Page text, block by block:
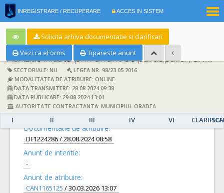
INREGISTRARE / RECUPERARE ACCES IN SISTEM
Solicita arhiva documentatie si clarificari
Vezi ca eForms
Tipareste anunt
Achizitie initiata prin anunt de participare:[CN1072593] -
SECTORIALE: NU
LEGEA NR. 98/23.05.2016
MODALITATEA DE ATRIBUIRE: ONLINE
DATA TRANSMITERE: 28.08.2024 09:38
DATA PUBLICARE: 29.08.2024 13:01
AUTORITATE CONTRACTANTA: MUNICIPIUL ORADEA
I II III IV VI
DETALII
Documentatie de atribuire:
DF1224286/ 28.08.2024 08:58
Anunt de intentie:
-
Anunt de atribuire:
CAN1165125 / 30.03.2026 13:07